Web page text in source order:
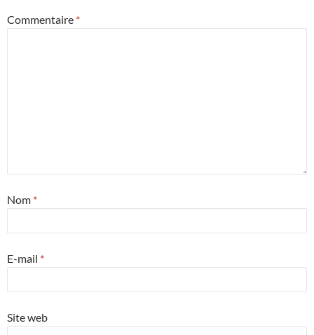
Commentaire *
Nom *
E-mail *
Site web